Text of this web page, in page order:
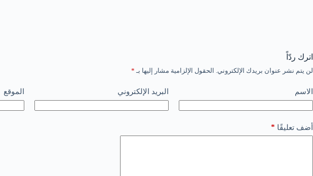
اترك ردّاً
لن يتم نشر عنوان بريدك الإلكتروني. الحقول الإلزامية مشار إليها بـ *
الاسم البريد الإلكتروني الموقع
أضف تعليقًا *